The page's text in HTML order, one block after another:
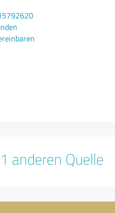
anderen Quelle